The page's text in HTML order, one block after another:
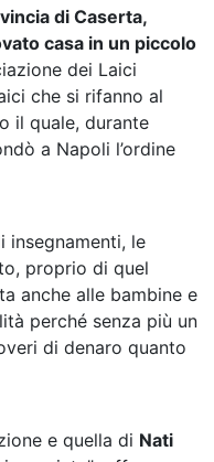
di Caserta,
casa in un piccolo
dei Laici
che si rifanno al
il quale, durante
a Napoli l’ordine
insegnamenti, le
proprio di quel
anche alle bambine e
perché senza più un
di denaro quanto
e quella di Nati